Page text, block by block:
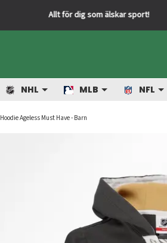
NHL MLB NFL
Hoodie Ageless Must Have - Barn